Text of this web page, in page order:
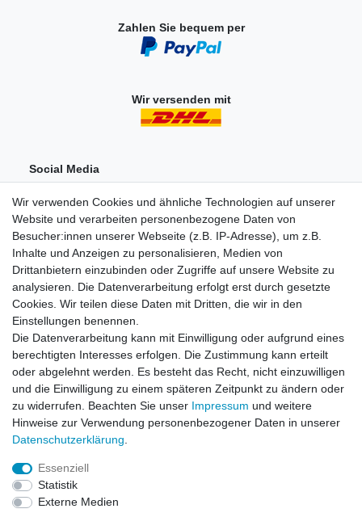
Zahlen Sie bequem per
Wir versenden mit
Social Media
Einkaufen
Zahlungsarten
Versandarten & -kosten
Widerrufsrecht
Zum Online-Widerruf
Mein Konto
Login
Unternehmen
Wir verwenden Cookies und ähnliche Technologien auf unserer
Website und verarbeiten personenbezogene Daten von
Besucher:innen unserer Webseite (z.B. IP-Adresse), um z.B.
Inhalte und Anzeigen zu personalisieren, Medien von
Drittanbietern einzubinden oder Zugriffe auf unsere Website zu
analysieren. Die Datenverarbeitung erfolgt erst durch gesetzte
Cookies. Wir teilen diese Daten mit Dritten, die wir in den
Einstellungen benennen.
Die Datenverarbeitung kann mit Einwilligung oder aufgrund eines
berechtigten Interesses erfolgen. Die Zustimmung kann erteilt
oder abgelehnt werden. Es besteht das Recht, nicht einzuwilligen
und die Einwilligung zu einem späteren Zeitpunkt zu ändern oder
zu widerrufen. Beachten Sie unser Impressum und weitere
Hinweise zur Verwendung personenbezogener Daten in unserer
Daten­schutz­erklärung
Essenziell
Statistik
Externe Medien